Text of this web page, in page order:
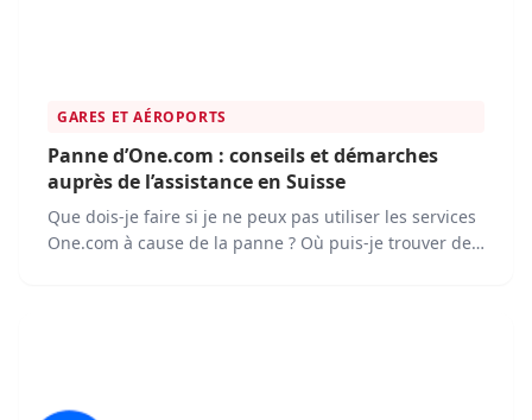
GARES ET AÉROPORTS
Panne d’One.com : conseils et démarches
auprès de l’assistance en Suisse
Que dois-je faire si je ne peux pas utiliser les services
One.com à cause de la panne ? Où puis-je trouver des